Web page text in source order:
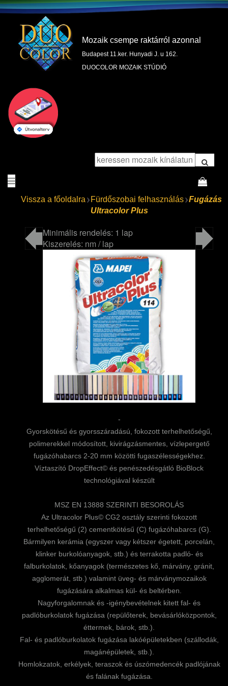
Mozaik csempe raktárról azonnal
Budapest 11.ker. Hunyadi J. u 162.
DUOCOLOR MOZAIK STÚDIÓ
Vissza a főoldalra Fürdőszobai felhasználás
Fugázás
Ultracolor Plus
Minimális rendelés: 1 lap
Kiszerelés: nm / lap
-
Gyorskötésű és gyorsszáradású, fokozott terhelhetőségű,
polimerekkel módosított, kivirágzásmentes, vízlepergető
fugázóhabarcs 2-20 mm közötti fugaszélességekhez.
Víztaszító DropEffect© és penészedésgátló BioBlock
technológiával készült
MSZ EN 13888 SZERINTI BESOROLÁS
Az Ultracolor Plus© CG2 osztály szerinti fokozott
terhelhetőségű (2) cementkötésű (C) fugázóhabarcs (G).
Bármilyen kerámia (egyszer vagy kétszer égetett, porcelán,
klinker burkolóanyagok, stb.) és terrakotta padló- és
falburkolatok, kőanyagok (természetes kő, márvány, gránit,
agglomerát, stb.) valamint üveg- és márványmozaikok
fugázására alkalmas kül- és beltérben.
Nagyforgalomnak és -igénybevételnek kitett fal- és
padlóburkolatok fugázása (repülőterek, bevásárlóközpontok,
éttermek, bárok, stb.).
Fal- és padlóburkolatok fugázása lakóépületekben (szállodák,
magánépületek, stb.).
Homlokzatok, erkélyek, teraszok és úszómedencék padlójának
és falának fugázása.